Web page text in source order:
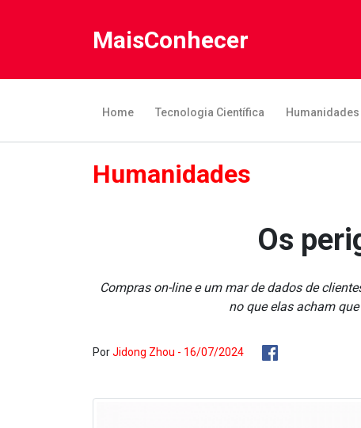
MaisConhecer
Home Tecnologia Científica Humanidades
Humanidades
Os
Compras on-line e um mar de dados de
no que elas acham
PorJidong Zhou - 16/07/2024